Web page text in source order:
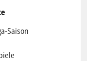
Saison